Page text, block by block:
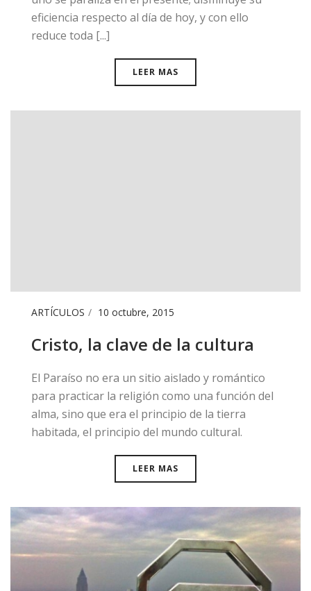
eficiencia respecto al día de hoy, y con ello
reduce toda [...]
LEER MAS
ARTÍCULOS 10 octubre, 2015
Cristo, la clave de la cultura
El Paraíso no era un sitio aislado y romántico
para practicar la religión como una función del
alma, sino que era el principio de la tierra
habitada, el principio del mundo cultural.
LEER MAS